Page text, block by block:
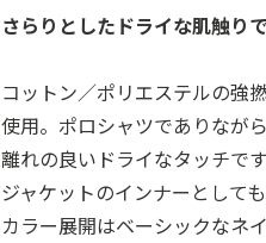
さらりとしたドライな肌触り
コットン／ポリエステルの強
使用。ポロシャツでありなが
離れの良いドライなタッチで
ジャケットのインナーとして
カラー展開はベーシックなネ